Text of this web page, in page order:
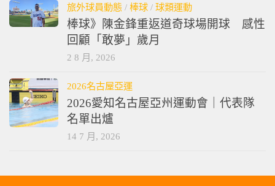
旅外球員動態 / 棒球 / 球類運動
棒球》陳金鋒重返道奇球場開球 感性
回顧「敢夢」歲月
2 8 月, 2026
2026名古屋亞運
2026愛知名古屋亞州運動會｜代表隊
名單出爐
14 7 月, 2026